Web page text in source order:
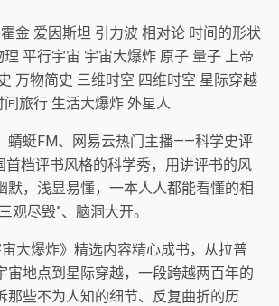
金 爱因斯坦 引力波 相对论 时间的形状
平行宇宙 宇宙大爆炸 原子 量子 上帝
万物简史 三维时空 四维时空 星际穿越
旅行 生活大爆炸 外星人
蜻蜓FM、网易云热门主播——科学史评
首档评书风格的科学秀，用讲评书的风
默，浅显易懂，一本人人都能看懂的相
观尽毁”、脑洞大开。
大爆炸》精选内容精心成书，从拉普
宙地点到星际穿越，一段跨越两百年的
那些不为人知的细节、反复曲折的历